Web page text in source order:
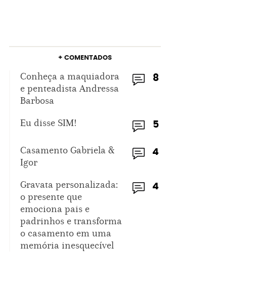
+ COMENTADOS
8
Conheça a maquiadora
e penteadista Andressa
Barbosa
5
Eu disse SIM!
4
Casamento Gabriela &
Igor
4
Gravata personalizada:
o presente que
emociona pais e
padrinhos e transforma
o casamento em uma
memória inesquecível